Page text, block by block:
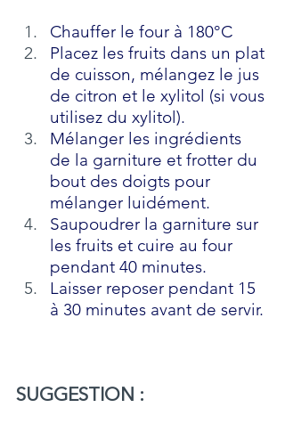
Chauffer le four à 180°C
Placez les fruits dans un plat
de cuisson, mélangez le jus
de citron et le xylitol (si vous
utilisez du xylitol).
Mélanger les ingrédients
de la garniture et frotter du
bout des doigts pour
mélanger luidément.
Saupoudrer la garniture sur
les fruits et cuire au four
pendant 40 minutes.
Laisser reposer pendant 15
à 30 minutes avant de servir.
SUGGESTION :